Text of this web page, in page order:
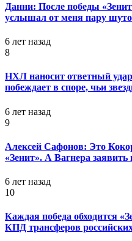
Данни: После победы
услышал от меня пару
6 лет назад
8
НХЛ наносит ответный
побеждает в споре, чьи
6 лет назад
9
Алексей Сафонов: Это
«Зенит». А Вагнера заявить
6 лет назад
10
Каждая победа обходится
КПД трансферов